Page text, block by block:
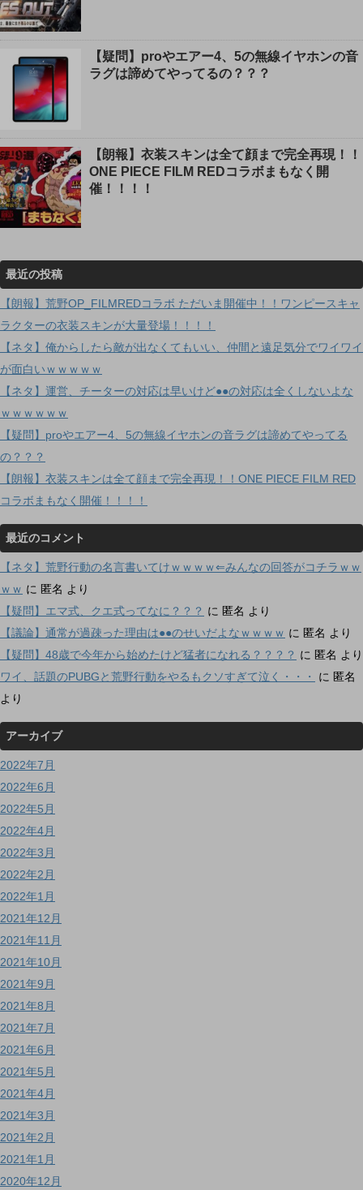
【疑問】proやエアー4、5の無線イヤホンの音
ラグは諦めてやってるの？？？
【朗報】衣装スキンは全て顔まで完全再現！！
ONE PIECE FILM REDコラボまもなく開
催！！！！
最近の投稿
【朗報】荒野OP_FILMREDコラボ ただいま開催中！！ワンピースキャ
ラクターの衣装スキンが大量登場！！！！
【ネタ】俺からしたら敵が出なくてもいい、仲間と遠足気分でワイワイ
が面白いｗｗｗｗｗ
【ネタ】運営、チーターの対応は早いけど●●の対応は全くしないよな
ｗｗｗｗｗｗ
【疑問】proやエアー4、5の無線イヤホンの音ラグは諦めてやってる
の？？？
【朗報】衣装スキンは全て顔まで完全再現！！ONE PIECE FILM RED
コラボまもなく開催！！！！
最近のコメント
【ネタ】荒野行動の名言書いてけｗｗｗｗ⇐みんなの回答がコチラｗｗ
ｗｗ に 匿名 より
【疑問】エマ式、クエ式ってなに？？？ に 匿名 より
【議論】通常が過疎った理由は●●のせいだよなｗｗｗｗ に 匿名 より
【疑問】48歳で今年から始めたけど猛者になれる？？？？ に 匿名 より
ワイ、話題のPUBGと荒野行動をやるもクソすぎて泣く・・・
に 匿名
より
アーカイブ
2022年7月
2022年6月
2022年5月
2022年4月
2022年3月
2022年2月
2022年1月
2021年12月
2021年11月
2021年10月
2021年9月
2021年8月
2021年7月
2021年6月
2021年5月
2021年4月
2021年3月
2021年2月
2021年1月
2020年12月